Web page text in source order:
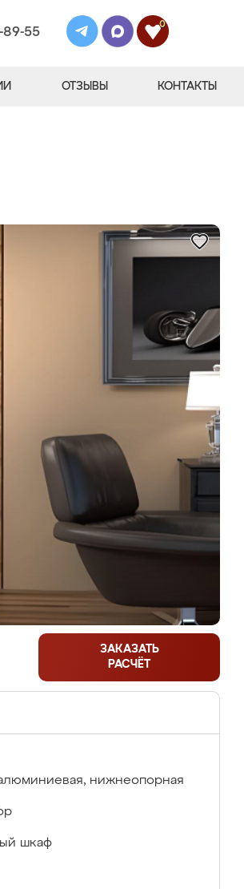
89-55
0
ОТЗЫВЫ КОНТАКТЫ
ЗАКАЗАТЬ
РАСЧЁТ
нижнеопорная
шкаф